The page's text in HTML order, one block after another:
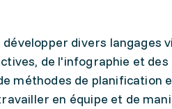
divers langages
de l'infographie et
méthodes de planification
en équipe et de